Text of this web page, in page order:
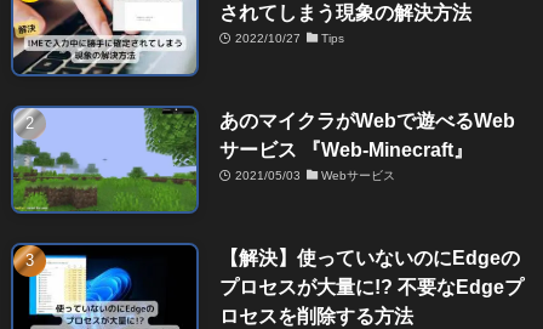
されてしまう現象の解決方法
2022/10/27 Tips
あのマイクラがWebで遊べるWeb
サービス 『Web-Minecraft』
2021/05/03 Webサービス
【解決】使っていないのにEdgeの
プロセスが大量に!? 不要なEdgeプ
ロセスを削除する方法